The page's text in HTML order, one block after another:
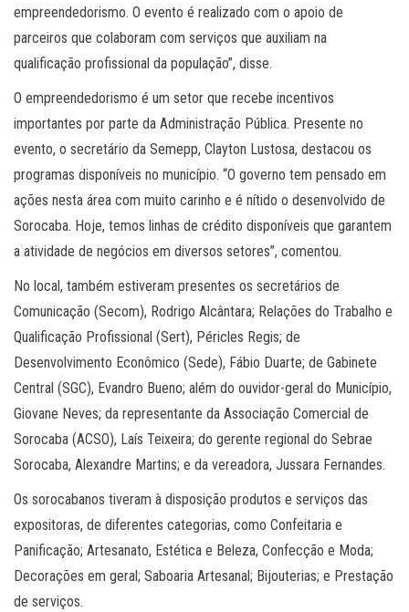
empreendedorismo. O evento é realizado com o apoio de
parceiros que colaboram com serviços que auxiliam na
qualificação profissional da população”, disse.
O empreendedorismo é um setor que recebe incentivos
importantes por parte da Administração Pública. Presente no
evento, o secretário da Semepp, Clayton Lustosa, destacou os
programas disponíveis no município. “O governo tem pensado em
ações nesta área com muito carinho e é nítido o desenvolvido de
Sorocaba. Hoje, temos linhas de crédito disponíveis que garantem
a atividade de negócios em diversos setores”, comentou.
No local, também estiveram presentes os secretários de
Comunicação (Secom), Rodrigo Alcântara; Relações do Trabalho e
Qualificação Profissional (Sert), Péricles Regis; de
Desenvolvimento Econômico (Sede), Fábio Duarte; de Gabinete
Central (SGC), Evandro Bueno; além do ouvidor-geral do Município,
Giovane Neves; da representante da Associação Comercial de
Sorocaba (ACSO), Laís Teixeira; do gerente regional do Sebrae
Sorocaba, Alexandre Martins; e da vereadora, Jussara Fernandes.
Os sorocabanos tiveram à disposição produtos e serviços das
expositoras, de diferentes categorias, como Confeitaria e
Panificação; Artesanato, Estética e Beleza, Confecção e Moda;
Decorações em geral; Saboaria Artesanal; Bijouterias; e Prestação
de serviços.